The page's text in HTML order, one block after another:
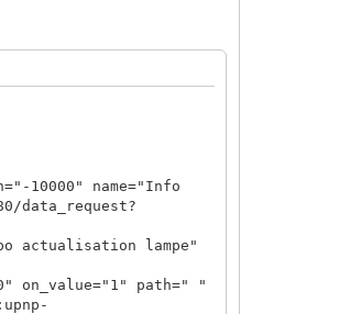
name="Info
data_request?
actualisation lampe"
path=" "